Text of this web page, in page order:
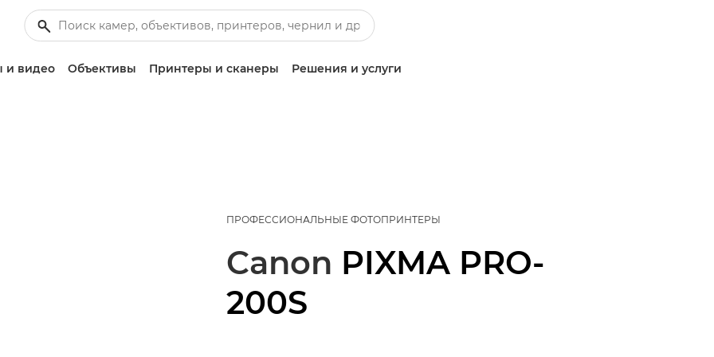
и видео Объективы Принтеры и сканеры Решения и услуги
ПРОФЕССИОНАЛЬНЫЕ ФОТОПРИНТЕРЫ
Canon PIXMA PRO-
200S